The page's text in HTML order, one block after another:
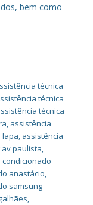
bem como
técnica
técnica
técnica
, assistência
lapa, assistência
paulista,
condicionado
anastácio,
samsung
,